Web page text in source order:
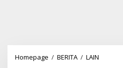
Homepage / BERITA / LAIN